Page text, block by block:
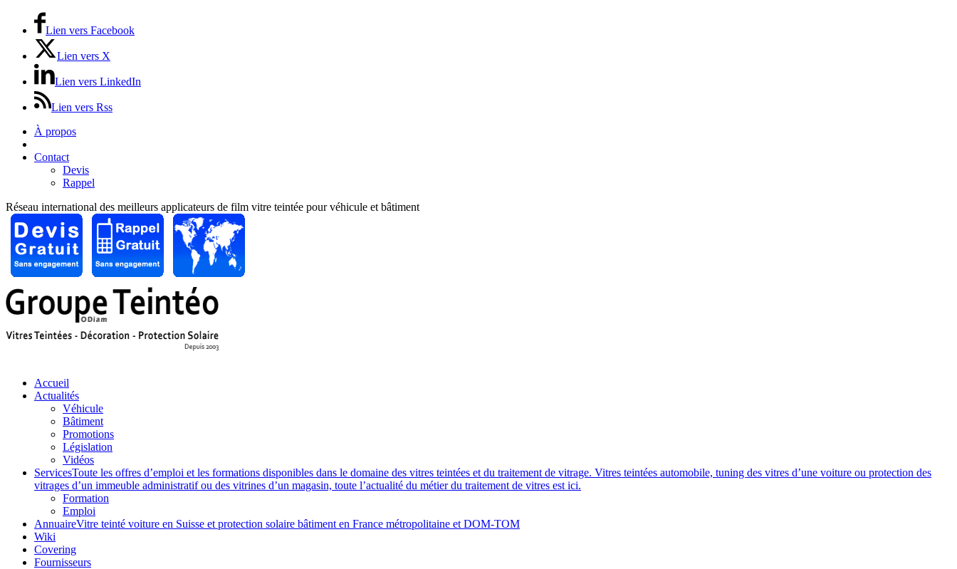
Lien vers Facebook
Lien vers X
Lien vers LinkedIn
Lien vers Rss
À propos
Contact
Devis
Rappel
Réseau international des meilleurs applicateurs de film vitre teintée pour véhicule et bâtiment
Accueil
Actualités
Véhicule
Bâtiment
Promotions
Législation
Vidéos
ServicesToute les offres d’emploi et les formations disponibles dans le domaine des vitres teintées et du traitement de vitrage. Vitres teintées automobile, tuning des vitres d’une voiture ou protection des
vitrages d’un immeuble administratif ou des vitrines d’un magasin, toute l’actualité du métier du traitement de vitres est ici.
Formation
Emploi
AnnuaireVitre teinté voiture en Suisse et protection solaire bâtiment en France métropolitaine et DOM-TOM
Wiki
Covering
Fournisseurs